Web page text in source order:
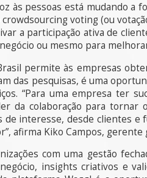
às pessoas está mudando a
voting (ou
a participação ativa de
ou mesmo para
permite às empresas
das pesquisas, é uma
“Para uma empresa ter
da colaboração para tornar
de interesse, desde clientes
afirma Kiko Campos, gerente
com uma gestão
insights criativos e